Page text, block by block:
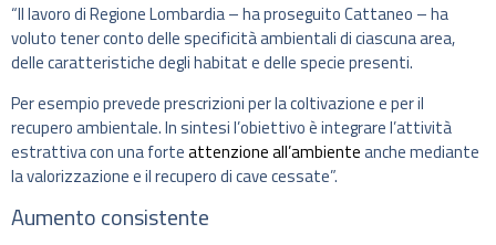
“Il lavoro di Regione Lombardia – ha proseguito Cattaneo – ha
voluto tener conto delle specificità ambientali di ciascuna area,
delle caratteristiche degli habitat e delle specie presenti.
Per esempio prevede prescrizioni per la coltivazione e per il
recupero ambientale. In sintesi l’obiettivo è integrare l’attività
estrattiva con una forteattenzione all’ambienteanche mediante
la valorizzazione e il recupero di cave cessate”.
Aumento consistente